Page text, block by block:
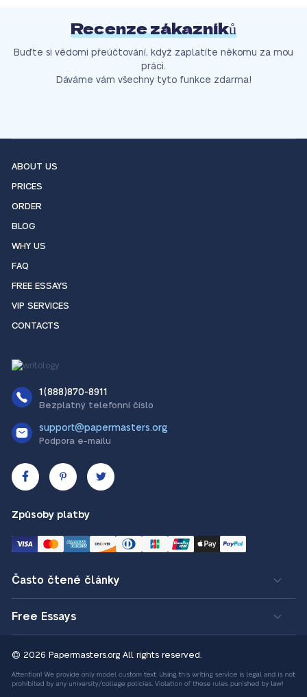
Recenze zákazníků
Buďte si vědomi přeúčtování, když zaplatíte někomu za mou
práci.
Dáváme vám všechny tyto funkce zdarma!
ABOUT US
PRICES
ORDER
BLOG
WHY US
FAQ
FREE ESSAYS
VIP SERVICES
CONTACTS
1(888)870-8911
Bezplatný telefonní číslo
support@papermasters.org
Podpora e-mailu
Způsoby platby
Často čtené články
Free Essays
© 2026 Papermasters.org All rights reserved.